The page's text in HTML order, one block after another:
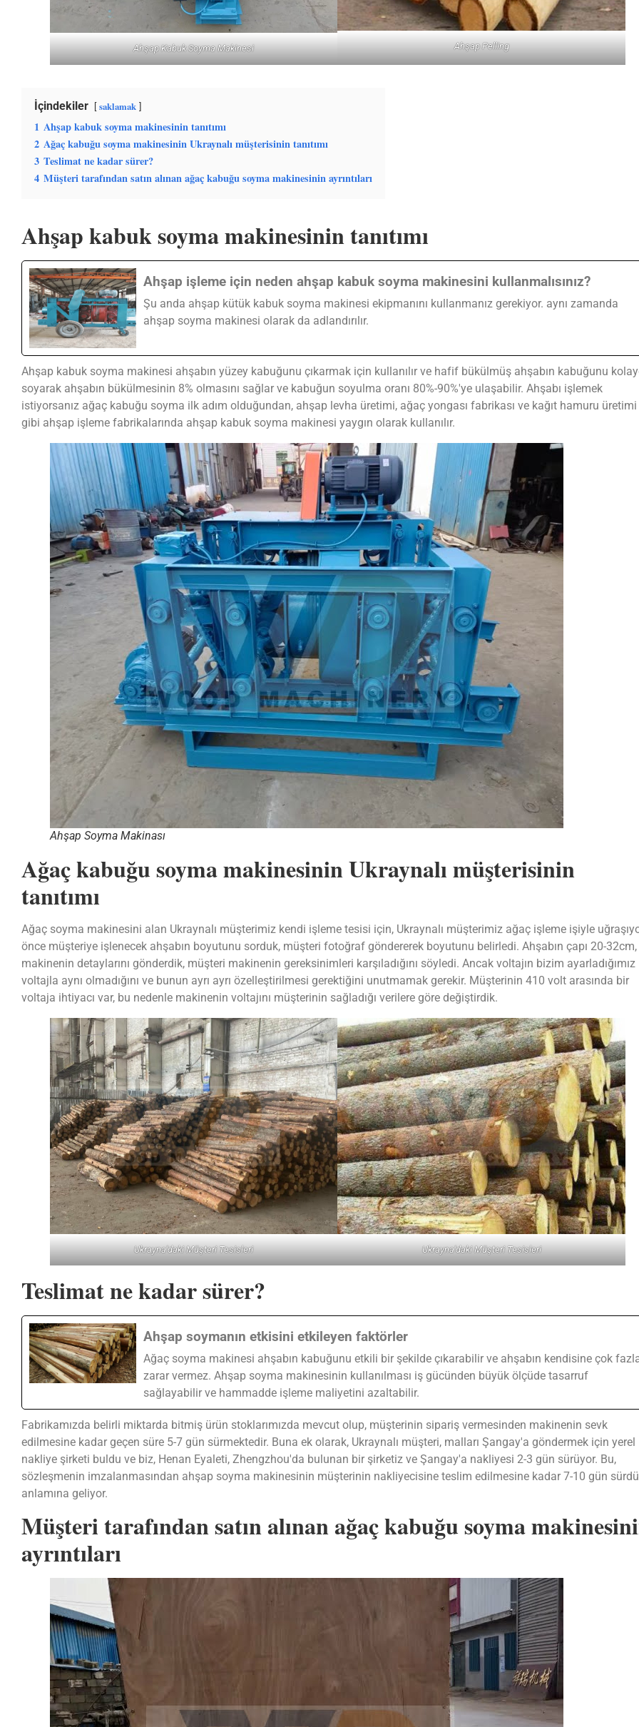
Ahşap Kabuk Soyma Makinesi Ahşap Pelling
İçindekiler saklamak
1 Ahşap kabuk soyma makinesinin tanıtımı
2 Ağaç kabuğu soyma makinesinin Ukraynalı müşterisinin tanıtımı
3 Teslimat ne kadar sürer?
4 Müşteri tarafından satın alınan ağaç kabuğu soyma makinesinin ayrıntıları
Ahşap kabuk soyma makinesinin tanıtımı
Ahşap işleme için neden ahşap kabuk soyma makinesini kullanmalısınız?
Şu anda ahşap kütük kabuk soyma makinesi ekipmanını kullanmanız gerekiyor. aynı zamanda
ahşap soyma makinesi olarak da adlandırılır.
Ahşap kabuk soyma makinesi ahşabın yüzey kabuğunu çıkarmak için kullanılır ve hafif bükülmüş ahşabın kabuğunu
soyarak ahşabın bükülmesinin 8% olmasını sağlar ve kabuğun soyulma oranı 80%-90%'ye ulaşabilir. Ahşabı işlemek
istiyorsanız ağaç kabuğu soyma ilk adım olduğundan, ahşap levha üretimi, ağaç yongası fabrikası ve kağıt hamuru üretimi
gibi ahşap işleme fabrikalarında ahşap kabuk soyma makinesi yaygın olarak kullanılır.
Ahşap Soyma Makinası
Ağaç kabuğu soyma makinesinin Ukraynalı müşterisinin
tanıtımı
Ağaç soyma makinesini alan Ukraynalı müşterimiz kendi işleme tesisi için, Ukraynalı müşterimiz ağaç işleme işiyle
önce müşteriye işlenecek ahşabın boyutunu sorduk, müşteri fotoğraf göndererek boyutunu belirledi. Ahşabın çapı 20-32cm,
makinenin detaylarını gönderdik, müşteri makinenin gereksinimleri karşıladığını söyledi. Ancak voltajın bizim ayarladığımız
voltajla aynı olmadığını ve bunun ayrı ayrı özelleştirilmesi gerektiğini unutmamak gerekir. Müşterinin 410 volt arasında bir
voltaja ihtiyacı var, bu nedenle makinenin voltajını müşterinin sağladığı verilere göre değiştirdik.
Ukrayna'daki Müşteri Tesisleri Ukrayna'daki Müşteri Tesisleri
Teslimat ne kadar sürer?
Ahşap soymanın etkisini etkileyen faktörler
Ağaç soyma makinesi ahşabın kabuğunu etkili bir şekilde çıkarabilir ve ahşabın kendisine çok
zarar vermez. Ahşap soyma makinesinin kullanılması iş gücünden büyük ölçüde tasarruf
sağlayabilir ve hammadde işleme maliyetini azaltabilir.
Fabrikamızda belirli miktarda bitmiş ürün stoklarımızda mevcut olup, müşterinin sipariş vermesinden makinenin sevk
edilmesine kadar geçen süre 5-7 gün sürmektedir. Buna ek olarak, Ukraynalı müşteri, malları Şangay'a göndermek için yerel
nakliye şirketi buldu ve biz, Henan Eyaleti, Zhengzhou'da bulunan bir şirketiz ve Şangay'a nakliyesi 2-3 gün sürüyor. Bu,
sözleşmenin imzalanmasından ahşap soyma makinesinin müşterinin nakliyecisine teslim edilmesine kadar 7-10 gün
anlamına geliyor.
Müşteri tarafından satın alınan ağaç kabuğu soyma
ayrıntıları